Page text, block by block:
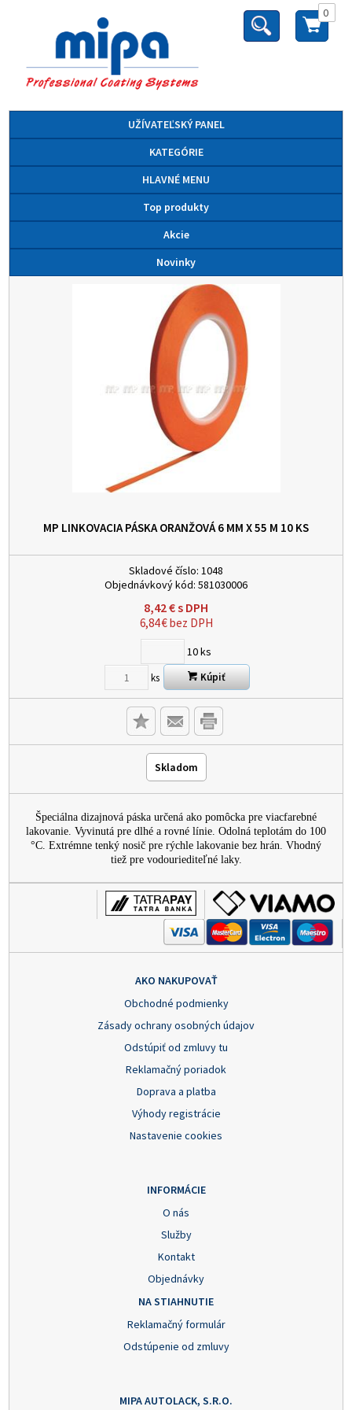
0
UŽÍVATEĽSKÝ PANEL
KATEGÓRIE
HLAVNÉ MENU
Top produkty
Akcie
Novinky
MP LINKOVACIA PÁSKA ORANŽOVÁ 6 MM X 55 M 10 KS
Skladové číslo: 1048
Objednávkový kód: 581030006
8,42€s DPH
6,84€bez DPH
10ks
ks Kúpiť
Skladom
Špeciálna dizajnová páska určená ako pomôcka pre viacfarebné
lakovanie. Vyvinutá pre dlhé a rovné línie. Odolná teplotám do 100
°C. Extrémne tenký nosič pre rýchle lakovanie bez hrán. Vhodný
tiež pre vodouriediteľné laky.
AKO NAKUPOVAŤ
Obchodné podmienky
Zásady ochrany osobných údajov
Odstúpiť od zmluvy tu
Reklamačný poriadok
Doprava a platba
Výhody registrácie
Nastavenie cookies
INFORMÁCIE
O nás
Služby
Kontakt
Objednávky
NA STIAHNUTIE
Reklamačný formulár
Odstúpenie od zmluvy
MIPA AUTOLACK, S.R.O.